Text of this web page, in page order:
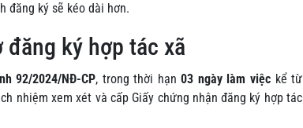
đăng ký sẽ kéo dài hơn.
ký hợp tác xã
92/2024/NĐ-CP, trong thời hạn03 ngày làm việc kể từ
nhiệm xem xét và cấp Giấy chứng nhận đăng ký hợp tác